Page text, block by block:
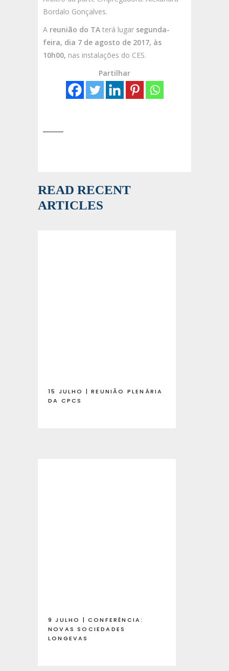
Bordalo Gonçalves.
A reunião do TA terá lugar segunda-
feira, dia 7 de agosto de 2017, às
10h00, nas instalações do CES.
Partilhar
READ RECENT
ARTICLES
15 JULHO | REUNIÃO PLENÁRIA
DA CPCS
9 JULHO | CONFERÊNCIA:
NOVAS SOCIEDADES
LONGEVAS